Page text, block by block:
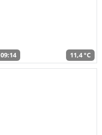
09:14 11,4 °C